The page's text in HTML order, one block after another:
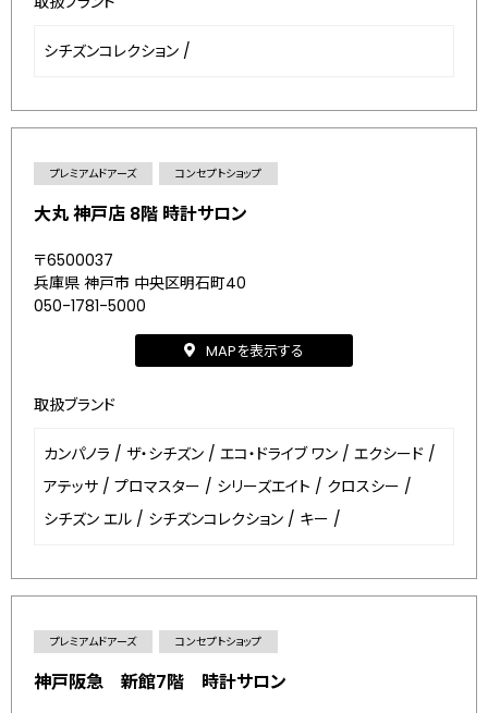
シチズンコレクション /
プレミアムドアーズ コンセプトショップ
大丸 神戸店 8階 時計サロン
〒6500037
兵庫県 神戸市 中央区明石町40
050-1781-5000
MAPを表示する
取扱ブランド
カンパノラ / ザ・シチズン / エコ・ドライブ ワン / エクシード /
アテッサ / プロマスター / シリーズエイト / クロスシー /
シチズン エル / シチズンコレクション / キー /
プレミアムドアーズ コンセプトショップ
神戸阪急 新館7階 時計サロン